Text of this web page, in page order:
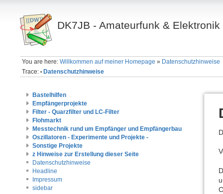
DK7JB - Amateurfunk & Elektronik
You are here:Willkommen auf meiner Homepage » Datenschutzhinweise
Trace: • Datenschutzhinweise
Bastelhilfen
Empfängerprojekte
Filter - Quarzfilter und LC-Filter
Flohmarkt
Messtechnik rund um Empfänger und Empfängerbau
Oszillatoren - Experimente und Projekte -
Sonstige Projekte
z Hinweise zur Erstellung dieser Seite
Datenschutzhinweise
Headline
Impressum
sidebar